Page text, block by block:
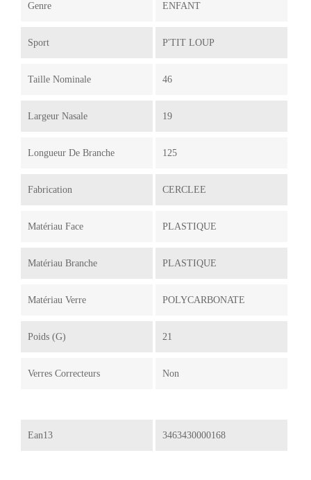
Genre ENFANT
Sport P'TIT LOUP
Taille Nominale 46
Largeur Nasale 19
Longueur De Branche 125
Fabrication CERCLEE
Matériau Face PLASTIQUE
Matériau Branche PLASTIQUE
Matériau Verre POLYCARBONATE
Poids (g) 21
Verres Correcteurs Non
Ean13 3463430000168